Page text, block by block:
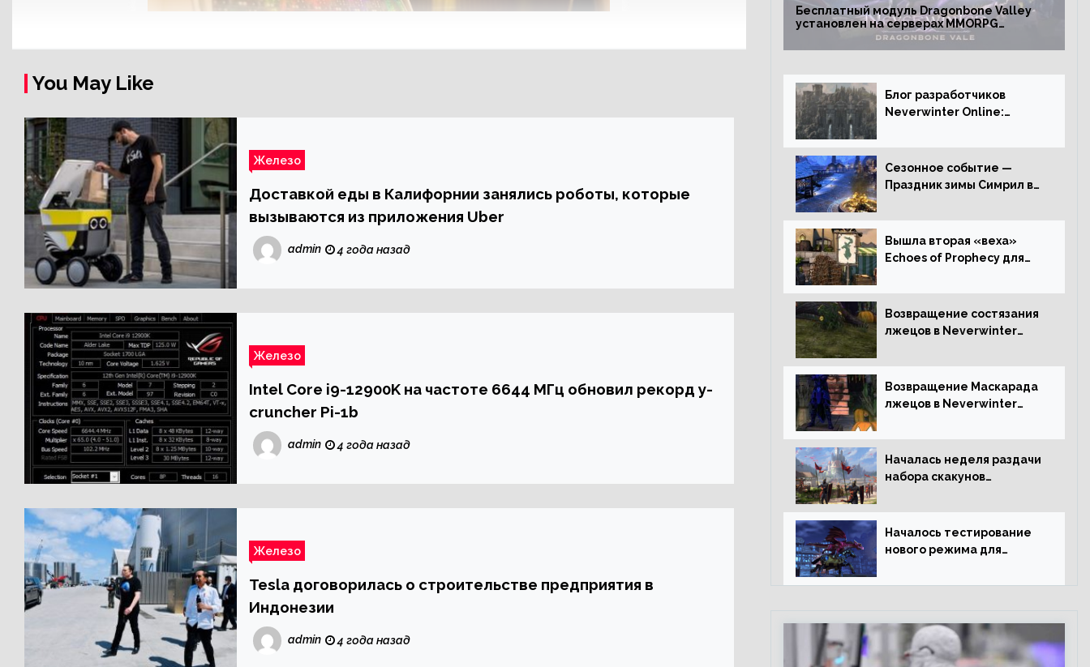
You May Like
Железо
Доставкой еды в Калифорнии занялись роботы, которые
вызываются из приложения Uber
admin 4 года назад
Железо
Intel Core i9-12900K на частоте 6644 МГц обновил рекорд y-
cruncher Pi-1b
admin 4 года назад
Железо
Tesla договорилась о строительстве предприятия в
Индонезии
admin 4 года назад
Бесплатный модуль Dragonbone Valley
установлен на серверах MMORPG
Блог разработчиков
Neverwinter Online:
Костей
Сезонное событие —
Праздник зимы Симрил в
Вышла вторая «веха»
Echoes of Prophecy для
Возвращение состязания
лжецов в Neverwinter
Возвращение Маскарада
лжецов в Neverwinter
Началась неделя раздачи
набора скакунов
Началось тестирование
нового режима для
Neverwinter online